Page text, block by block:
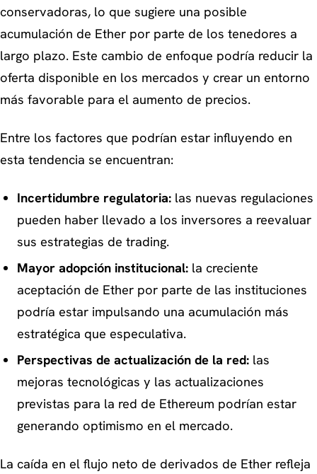
conservadoras, lo que sugiere una posible
acumulación de Ether por parte de los tenedores a
largo plazo. Este cambio de enfoque podría reducir la
oferta disponible en los mercados y crear un entorno
más favorable para el aumento de precios.
Entre los factores que podrían estar influyendo en
esta tendencia se encuentran:
Incertidumbre regulatoria:las nuevas regulaciones
pueden haber llevado a los inversores a reevaluar
sus estrategias de trading.
Mayor adopción institucional:la creciente
aceptación de Ether por parte de las instituciones
podría estar impulsando una acumulación más
estratégica que especulativa.
Perspectivas de actualización de la red:las
mejoras tecnológicas y las actualizaciones
previstas para la red de Ethereum podrían estar
generando optimismo en el mercado.
La caída en el flujo neto de derivados de Ether refleja